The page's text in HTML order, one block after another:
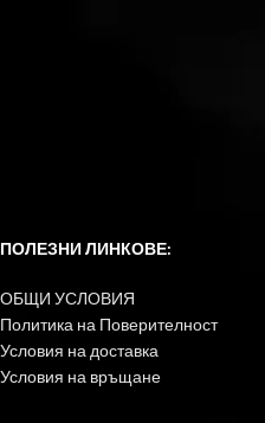
ПОЛЕЗНИ ЛИНКОВЕ:
ОБЩИ УСЛОВИЯ
Политика на Поверителност
Условия на доставка
Условия на връщане